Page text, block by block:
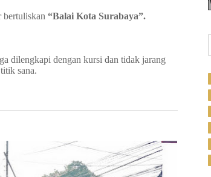
bertuliskan “Balai Kota Surabaya”.
dilengkapi dengan kursi dan tidak jarang
sana.